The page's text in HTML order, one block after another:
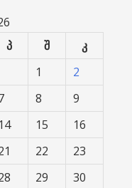
პ შ კ
1
2
8
9
14 15
16
22
23
29
30